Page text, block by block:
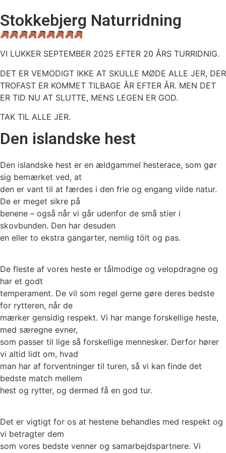
til
indhold
Stokkebjerg Naturridning
VI LUKKER SEPTEMBER 2025 EFTER 20 ÅRS TURRIDNIG.
DET ER VEMODIGT IKKE AT SKULLE MØDE ALLE JER, DER
TROFAST ER KOMMET TILBAGE ÅR EFTER ÅR. MEN DET
ER TID NU AT SLUTTE, MENS LEGEN ER GOD.
TAK TIL ALLE JER.
Den islandske hest
Den islandske hest er en ældgammel hesterace, som gør
sig bemærket ved, at
den er vant til at færdes i den frie og engang vilde natur.
De er meget sikre på
benene – også når vi går udenfor de små stier i
skovbunden. Den har desuden
en eller to ekstra gangarter, nemlig tölt og pas.
De fleste af vores heste er tålmodige og velopdragne og
har et godt
temperament. De vil som regel gerne gøre deres bedste
for rytteren, når de
mærker gensidig respekt. Vi har mange forskellige heste,
med særegne evner,
som passer til lige så forskellige mennesker. Derfor hører
vi altid lidt om, hvad
man har af forventninger til turen, så vi kan finde det
bedste match mellem
hest og rytter, og dermed få en god tur.
Det er vigtigt for os at hestene behandles med respekt og
vi betragter dem
som vores bedste venner og samarbejdspartnere. Vi